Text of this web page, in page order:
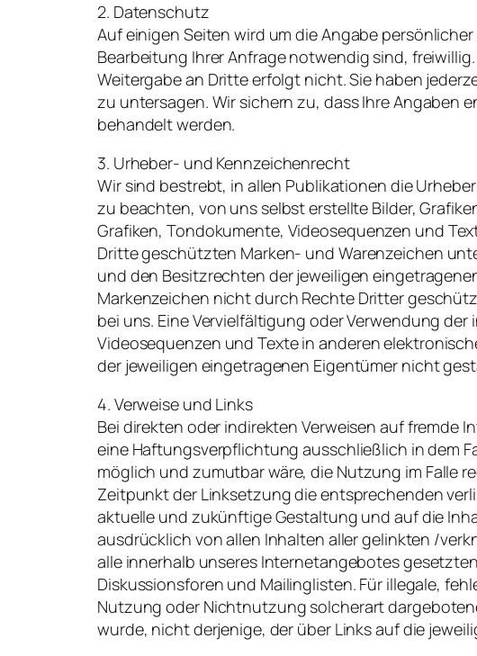
2. Datenschutz
Auf einigen Seiten wird um die Angabe
Bearbeitung Ihrer Anfrage notwendig sind,
Weitergabe an Dritte erfolgt nicht. Sie haben
zu untersagen. Wir sichern zu, dass Ihre
behandelt werden.
3. Urheber- und Kennzeichenrecht
Wir sind bestrebt, in allen Publikationen die
zu beachten, von uns selbst erstellte Bilder,
Grafiken, Tondokumente, Videosequenzen und
Dritte geschützten Marken- und Warenzeichen
und den Besitzrechten der jeweiligen
Markenzeichen nicht durch Rechte Dritter
bei uns. Eine Vervielfältigung oder Verwendung
Videosequenzen und Texte in anderen
der jeweiligen eingetragenen Eigentümer nicht
4. Verweise und Links
Bei direkten oder indirekten Verweisen auf fremde
eine Haftungsverpflichtung ausschließlich in dem
möglich und zumutbar wäre, die Nutzung im Falle
Zeitpunkt der Linksetzung die entsprechenden
aktuelle und zukünftige Gestaltung und auf die
ausdrücklich von allen Inhalten aller gelinkten /
alle innerhalb unseres Internetangebotes
Diskussionsforen und Mailinglisten. Für illegale,
Nutzung oder Nichtnutzung solcherart
wurde, nicht derjenige, der über Links auf die